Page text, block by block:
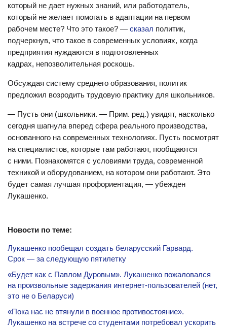
который не дает нужных знаний, или работодатель,
который не желает помогать в адаптации на первом
рабочем месте? Что это такое? — сказал политик,
подчеркнув, что такое в современных условиях, когда
предприятия нуждаются в подготовленных
кадрах, непозволительная роскошь.
Обсуждая систему среднего образования, политик
предложил возродить трудовую практику для школьников.
— Пусть они (школьники. — Прим. ред.) увидят, насколько
сегодня шагнула вперед сфера реального производства,
основанного на современных технологиях. Пусть посмотрят
на специалистов, которые там работают, пообщаются
с ними. Познакомятся с условиями труда, современной
техникой и оборудованием, на котором они работают. Это
будет самая лучшая профориентация, — убежден
Лукашенко.
Новости по теме:
Лукашенко пообещал создать беларусский Гарвард.
Срок — за следующую пятилетку
«Будет как с Павлом Дуровым». Лукашенко пожаловался
на произвольные задержания интернет-пользователей (нет,
это не о Беларуси)
«Пока нас не втянули в военное противостояние».
Лукашенко на встрече со студентами потребовал ускорить